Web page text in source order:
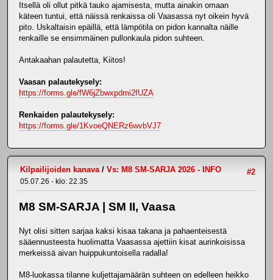
Itsellä oli ollut pitkä tauko ajamisesta, mutta ainakin omaan
käteen tuntui, että näissä renkaissa oli Vaasassa nyt oikein hyvä
pito. Uskaltaisin epäillä, että lämpötila on pidon kannalta näille
renkaille se ensimmäinen pullonkaula pidon suhteen.
Antakaahan palautetta, Kiitos!
Vaasan palautekysely:
https://forms.gle/fW6jZbwxpdmi2fUZA
Renkaiden palautekysely:
https://forms.gle/1KvoeQNERz6wvbVJ7
#2
Kilpailijoiden kanava / Vs: M8 SM-SARJA 2026 - INFO
05.07.26 - klo: 22.35
M8 SM-SARJA | SM II, Vaasa
Nyt olisi sitten sarjaa kaksi kisaa takana ja pahaenteisestä
sääennusteesta huolimatta Vaasassa ajettiin kisat aurinkoisissa
merkeissä aivan huippukuntoisella radalla!
M8-luokassa tilanne kuljettajamäärän suhteen on edelleen heikko